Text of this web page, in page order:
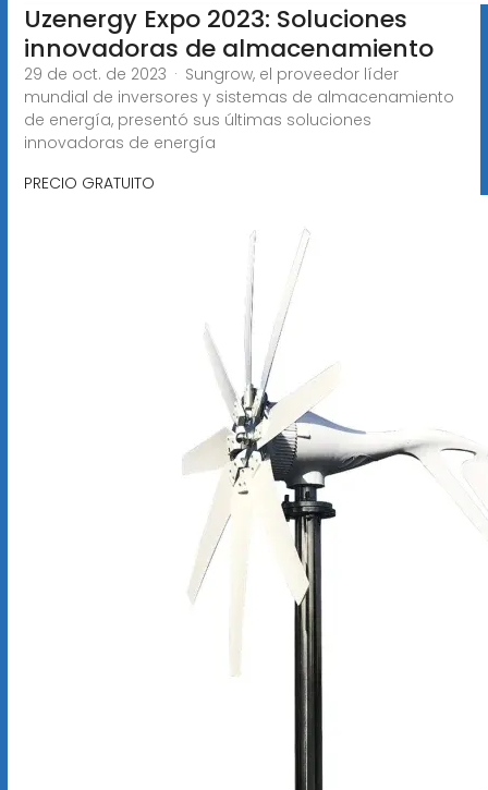
Uzenergy Expo 2023: Soluciones
innovadoras de almacenamiento
29 de oct. de 2023 · Sungrow, el proveedor líder
mundial de inversores y sistemas de almacenamiento
de energía, presentó sus últimas soluciones
innovadoras de energía
PRECIO GRATUITO